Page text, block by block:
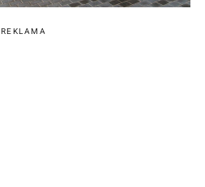
REKLAMA